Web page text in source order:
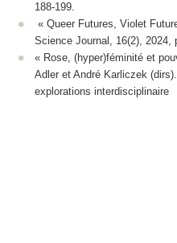
188-199.
« Queer Futures, Violet
Science Journal, 16(2), 2024,
« Rose, (hyper)féminité et
Adler et André Karliczek
explorations interdisciplinaire